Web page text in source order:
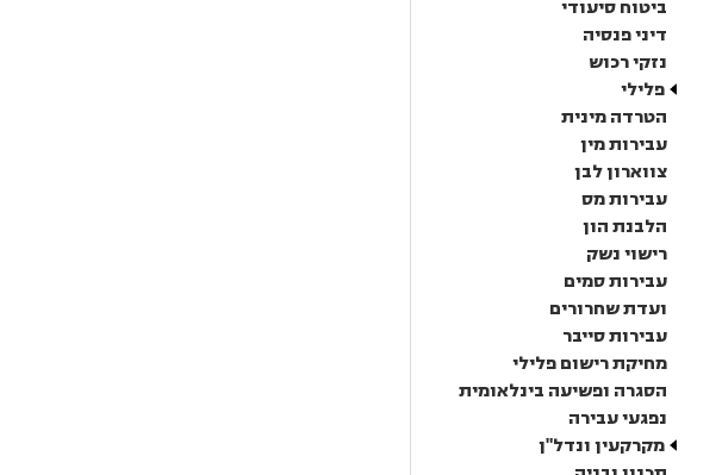
ביטוח סיעודי
דיני פנסיה
נזקי רכוש
פלילי
הטרדה מינית
עבירות מין
צווארון לבן
עבירות מס
הלבנת הון
רישוי נשק
עבירות סמים
ועדת שחרורים
עבירות סייבר
מחיקת רישום פלילי
הסגרה ופשיעה בינלאומית
נפגעי עבירה
מקרקעין ונדל"ן